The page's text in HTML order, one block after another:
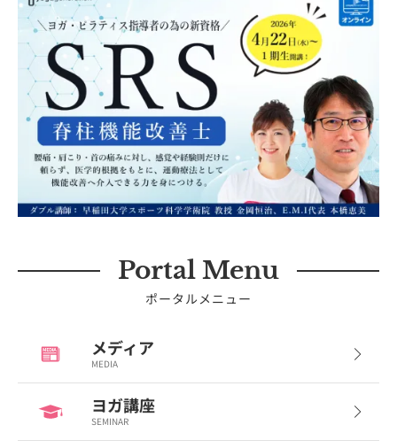
Portal Menu
ポータルメニュー
メディア
MEDIA
ヨガ講座
SEMINAR